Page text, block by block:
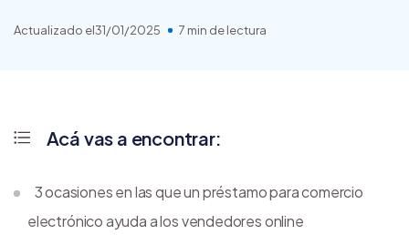
Actualizado el31/01/2025 7 min de lectura
Acá vas a encontrar:
3 ocasiones en las que un préstamo para comercio
electrónico ayuda a los vendedores online